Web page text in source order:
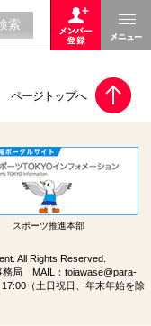
スポーツ推進本部
All Rights Reserved.
務局 MAIL： toiawase@para-
（土日祝日、年末年始を除